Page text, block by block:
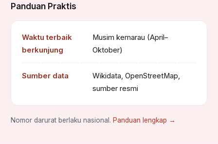
Panduan Praktis
Waktu terbaik
berkunjung
Musim kemarau (April–
Oktober)
Sumber data
Wikidata, OpenStreetMap,
sumber resmi
Nomor darurat berlaku nasional. Panduan lengkap →